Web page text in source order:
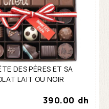
DES PÈRES ET SA
LAIT OU NOIR
390.00 dh